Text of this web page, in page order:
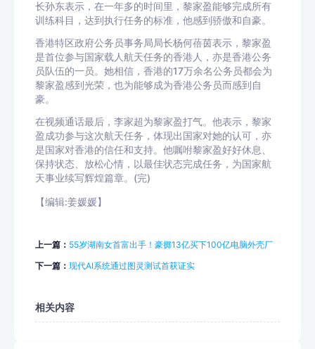
长孙东表示，在一年多的时间里，黎家盈能够完成所有
训练科目，达到执行任务的标准，他感到骄傲和自豪。
香港特区政府公务员事务局局长杨何蓓茵表示，黎家盈
是首位参与国家载人航天任务的香港人，亦是香港公务
员队伍的一员。她相信，香港的17万余名公务员都会为
黎家盈感到光荣，也为能够成为香港公务员而感到自
豪。
在视频通话最后，李家超为黎家盈打气。他表示，黎家
盈成功参与这次航天任务，体现出国家对她的认可，亦
是国家对香港的信任和支持。他嘱咐黎家盈好好休息、
保持状态、放松心情，以最佳状态完成任务，为国家航
天事业续写辉煌篇章。(完)
【编辑:姜媛媛】
上一篇： 55岁湖南女首富出手！豪掷13亿买下100亿电脑外壳厂
下一篇： 现代AI系统通过图灵测试首获证实
相关内容